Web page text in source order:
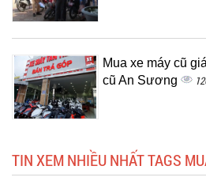
Mua xe máy cũ
cũ An Sương
TIN XEM NHIỀU NHẤT TAGS